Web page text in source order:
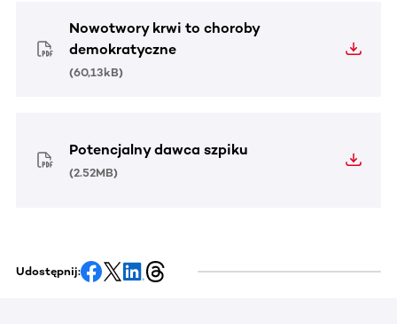
Nowotwory krwi to choroby
demokratyczne
(60,13kB)
Potencjalny dawca szpiku
(2.52MB)
Udostępnij: